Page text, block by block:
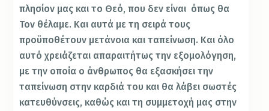
πλησίον μας και το Θεό, που δεν είναι όπως θα
Τον θέλαμε. Και αυτά με τη σειρά τους
προϋποθέτουν μετάνοια και ταπείνωση. Και όλο
αυτό χρειάζεται απαραιτήτως την εξομολόγηση,
με την οποία ο άνθρωπος θα εξασκήσει την
ταπείνωση στην καρδιά του και θα λάβει σωστές
κατευθύνσεις, καθώς και τη συμμετοχή μας στην